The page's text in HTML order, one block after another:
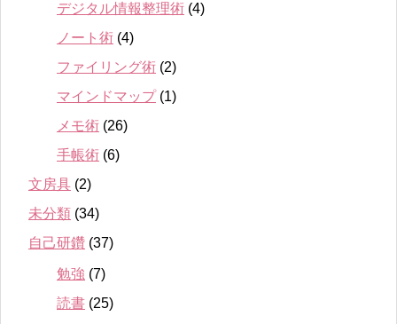
デジタル情報整理術 (4)
ノート術 (4)
ファイリング術 (2)
マインドマップ(1)
メモ術 (26)
手帳術 (6)
文房具 (2)
未分類 (34)
自己研鑽 (37)
勉強 (7)
読書 (25)